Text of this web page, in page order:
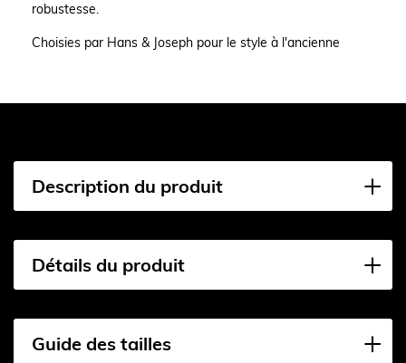
robustesse.
Choisies par Hans & Joseph pour le style à l'ancienne
Description du produit
Détails du produit
Guide des tailles